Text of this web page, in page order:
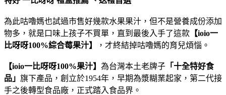
為此咕嚕媽也試過市售好幾款水果果汁，但不是營養成份添加
物多，就是口味上孩子不買單，直到最後入手了這款 【ioio一
比呀呀100%綜合莓果汁】
，才終結掉咕嚕媽的育兒煩惱。
【ioio一比呀呀100%果汁】 為台灣本土老牌子 「十全特好食
品」 旗下產品，創立於1954年，早期為漿糊業起家，第二代接
手之後轉型食品廠，正式踏入食品界。